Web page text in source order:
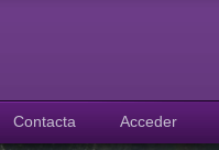
Contacta Acceder